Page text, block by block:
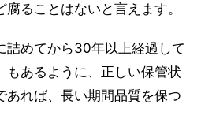
ることはないと言えます。
詰めてから30年以上経過して
もあるように、正しい保管状
あれば、長い期間品質を保つ